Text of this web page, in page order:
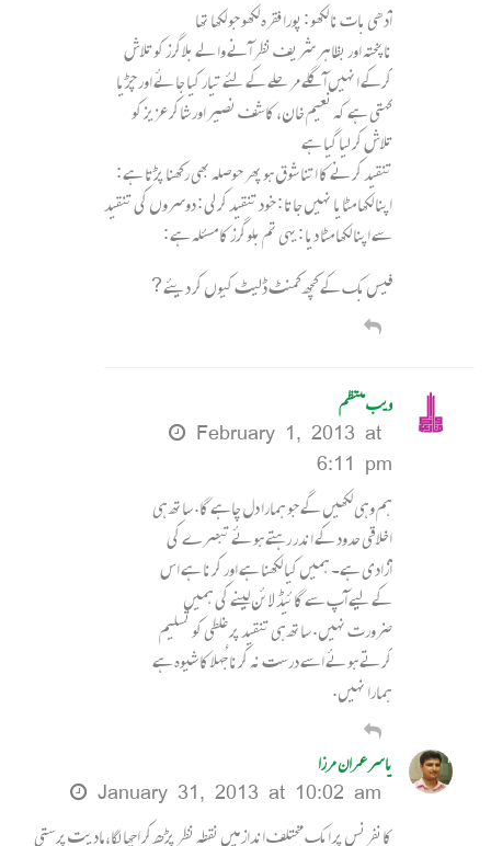
آدھی بات نا لکھو : پورا فقرہ لکھو جو لکھا تھا
ناپختہ اور بظاہر شریف نظر آنے والے بلاگرز کو تلاش
کرکے انہیں آگلے مرحلے کے لئے تیار کیا جائے اور چڑیا
کہتی ہے کہ نعیم خان، کاشف نصیر اور شاکر عزیز کو
تلاش کر لیا گیا ہے
تنقید کرنے کا اتنا شوق ہو پھر حوصلہ بھی رکھنا پڑتا ہے :
اپنا لکھا مٹایا نہیں جاتا : خود تنقید کر لی : دوسروں کی تنقید
سے اپنا لکھا مٹا دیا : یہی تم بلوگرز کا مسئلہ ہے :
فیس بک کے کچھ کمنٹ ڈلیٹ کیوں کر دیئے ?
ویب منتظم
February 1, 2013 at
6:11 pm
ہم وہی لکھیں گے جو ہمارا دل چاہے گا. ساتھ ہی
اخلاقی حدود کے اندر رہتے ہوئے تبصرے کی
آزادی ہے۔ ہمیں کیا لکھنا ہے اور کرنا ہے اس
کے لیے آپ سے گائیڈ لائن لینے کی ہمیں
ضرورت نہیں. ساتھ ہی تنقید پر غلطی کو تسلیم
کرتے ہوئے اسے درست نہ کرنا جُہلا کا شیوہ ہے
ہمارا نہیں.
یاسر عمران مرزا
January 31, 2013 at 10:02 am
کانفرنس پر ایک مختلف انداز میں نقطہ نظر پڑھ کر اچھا لگا، مادیت پرستی